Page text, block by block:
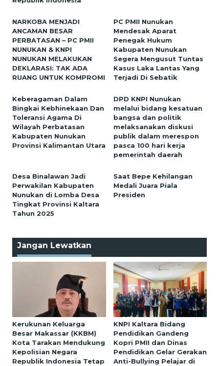
NARKOBA MENJADI
ANCAMAN BESAR
PERBATASAN – PC PMII
NUNUKAN & KNPI
NUNUKAN MELAKUKAN
DEKLARASI: TAK ADA
RUANG UNTUK KOMPROMI
PC PMII Nunukan
Mendesak Aparat
Penegak Hukum
Kabupaten Nunukan
Segera Mengusut Tuntas
Kasus Laka Lantas Yang
Terjadi Di Sebatik
Keberagaman Dalam
Bingkai Kebhinekaan Dan
Toleransi Agama Di
Wilayah Perbatasan
Kabupaten Nunukan
Provinsi Kalimantan Utara
DPD KNPI Nunukan
melalui bidang kesatuan
bangsa dan politik
melaksanakan diskusi
publik dalam merespon
pasca 100 hari kerja
pemerintah daerah
Desa Binalawan Jadi
Perwakilan Kabupaten
Nunukan di Lomba Desa
Tingkat Provinsi Kaltara
Tahun 2025
Saat Bepe Kehilangan
Medali Juara Piala
Presiden
Jangan Lewatkan
Kerukunan Keluarga
Besar Makassar (KKBM)
Kota Tarakan Mendukung
Kepolisian Negara
Republik Indonesia Tetap
KNPI Kaltara Bidang
Pendidikan Gandeng
Kopri PMII dan Dinas
Pendidikan Gelar Gerakan
Anti-Bullying Pelajar di